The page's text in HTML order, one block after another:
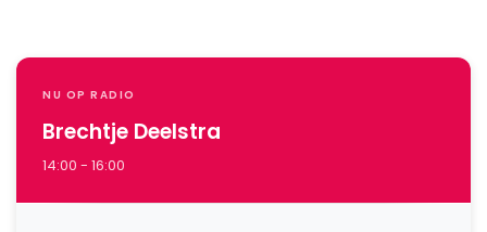
NU OP RADIO
Brechtje Deelstra
14:00 - 16:00